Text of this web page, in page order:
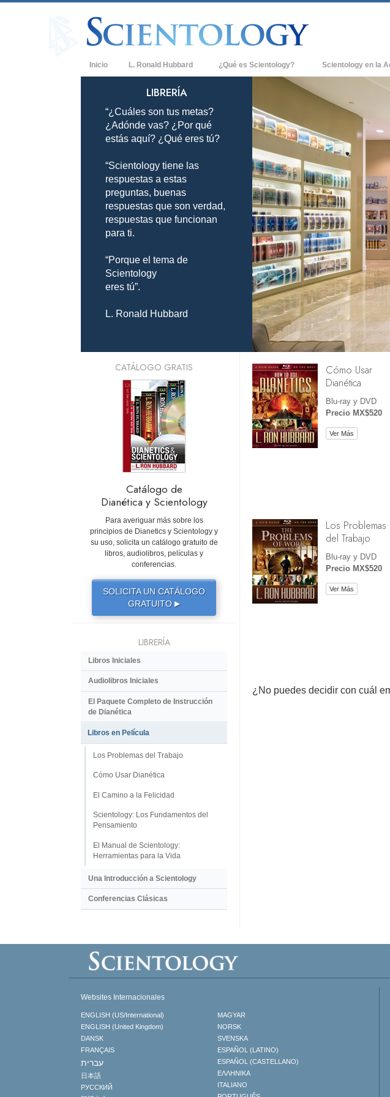
Inicio L. Ronald Hubbard ¿Qué es Scientology?
Credos y Códigos de Scientology
Qué dicen los Scientologists acerca de
Scientology
Conoce a un Scientologist
Dentro de una Iglesia
Los Principios Básicos de Scientology
Una Introducción a Dianética
Amor y Odio: ¿Qué es Grandeza?
Scientology en la
Nuevas Iglesias de
Organizaciones
Base en Tierra de
Freewinds
Llevando Scientology
David Miscavige -
Scientology
LIBRERÍA
“¿Cuáles son tus metas?
¿Adónde vas? ¿Por qué
estás aquí? ¿Qué eres tú?
“Scientology tiene las
respuestas a estas
preguntas, buenas
respuestas que son verdad,
respuestas que funcionan
para ti.
“Porque el tema de
Scientology
eres tú”.
L. Ronald Hubbard
Cómo Usar
Dianética
Blu-ray y DVD
Precio MX$520
Ver Más
Los Problemas
del Trabajo
Blu-ray y DVD
Precio MX$520
Ver Más
¿No puedes decidir con cuál
CATÁLOGO GRATIS
Catálogo de
Dianética y Scientology
Para averiguar más sobre los
principios de Dianetics y Scientology y
su uso, solicita un catálogo gratuito de
libros, audiolibros, películas y
conferencias.
SOLICITA UN CATÁLOGO
GRATUITO ▶
LIBRERÍA
Libros Iniciales
Audiolibros Iniciales
El Paquete Completo de Instrucción
de Dianética
Libros en Película
Los Problemas del Trabajo
Cómo Usar Dianética
El Camino a la Felicidad
Scientology: Los Fundamentos del
Pensamiento
El Manual de Scientology:
Herramientas para la Vida
Una Introducción a Scientology
Conferencias Clásicas
Websites Internacionales
ENGLISH (US/International)
ENGLISH (United Kingdom)
DANSK
FRANÇAIS
עברית
日本語
РУССКИЙ
MAGYAR
NORSK
SVENSKA
ESPAÑOL (LATINO)
ESPAÑOL (CASTELLANO)
ΕΛΛΗΝΙΚA
ITALIANO